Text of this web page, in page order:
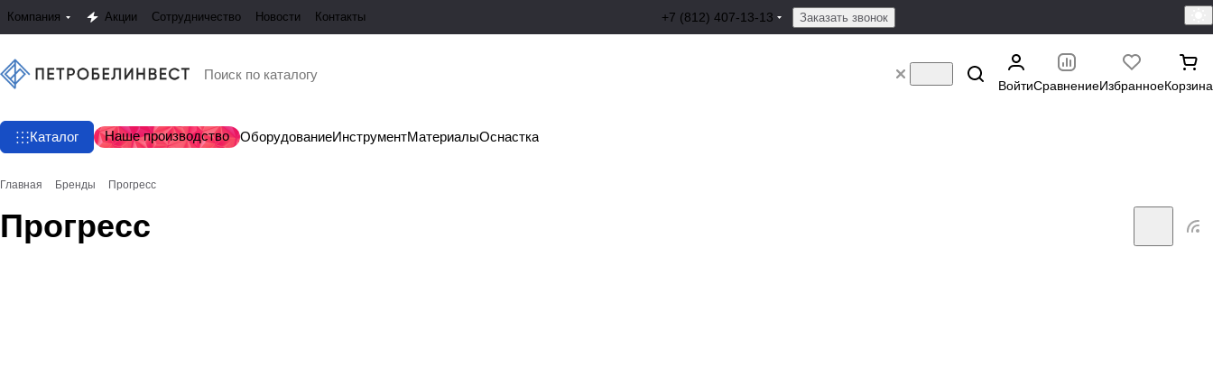
Компания Акции Сотрудничество Новости Контакты +7 (812) 407-13-13 Заказать звонок
ВойтиСравнениеИзбранноеКорзина
Каталог Наше производство ОборудованиеИнструментМатериалыОснастка
Главная Бренды Прогресс
Прогресс